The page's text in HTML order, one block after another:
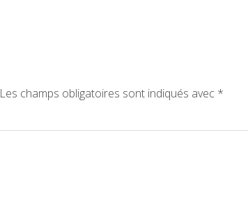
Les champs obligatoires sont indiqués avec *